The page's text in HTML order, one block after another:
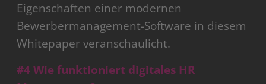
Eigenschaften einer modernen
Bewerbermanagement-Software in diesem
Whitepaper veranschaulicht.
#4 Wie funktioniert digitales HR